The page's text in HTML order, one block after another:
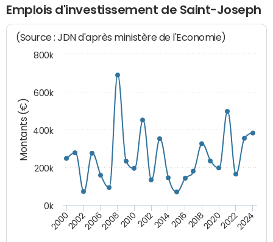
Emplois d'investissement de Saint-Joseph
Montants (€)
(Source : JDN d'après ministère de l'Economie)
200020022006200820102012201420162018202020222024
0k
200k
400k
600k
800k